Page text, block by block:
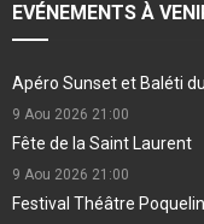
EVÉNEMENTS À
Apéro Sunset et Baléti
9 Aou 2026 21:00
Fête de la Saint Laurent
9 Aou 2026 21:00
Festival Théâtre Poquelin